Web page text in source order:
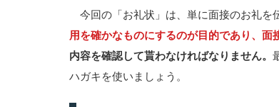
今回の「お礼状」は、単に面接のお礼を
用を確かなものにするのが目的であり、面
内容を確認して貰わなければなりません。
ハガキを使いましょう。